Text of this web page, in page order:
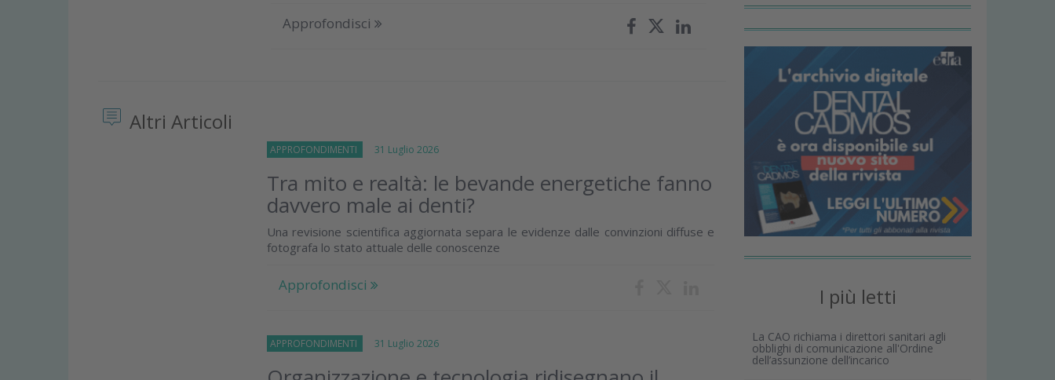
Approfondisci
Altri Articoli
APPROFONDIMENTI 31 Luglio 2026
Tra mito e realtà: le bevande energetiche fanno
davvero male ai denti?
Una revisione scientifica aggiornata separa le evidenze dalle convinzioni diffuse e
fotografa lo stato attuale delle conoscenze
Approfondisci
APPROFONDIMENTI 31 Luglio 2026
I più letti
La CAO richiama i direttori sanitari agli
obblighi di comunicazione all'Ordine
dell’assunzione dell’incarico